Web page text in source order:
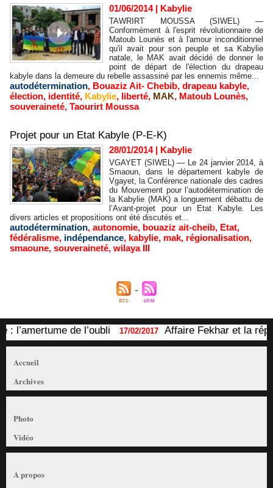
01/06/2014| Kabylie
TAWRIRT MOUSSA (SIWEL) —
Conformément à l'esprit révolutionnaire de
Matoub Lounès et à l'amour inconditionnel
qu'il avait pour son peuple et sa Kabylie
natale, le MAK avait décidé de donner le
point de départ de l'élection du drapeau
kabyle dans la demeure du rebelle assassiné par les ennemis même...
autodétermination, Bouaziz Ait- Chebib, drapeau kabyle,
élection, identité, Kabylie, liberté, MAK, Matoub Lounès,
souveraineté, Taourirt Moussa
Projet pour un Etat Kabyle (P-E-K)
28/01/2014| Kabylie
VGAYET (SIWEL) — Le 24 janvier 2014, à
Smaoun, dans le département kabyle de
Vgayet, la Conférence nationale des cadres
du Mouvement pour l’autodétermination de
la Kabylie (MAK) a longuement débattu de
l’Avant-projet pour un Etat Kabyle. Les
divers articles et propositions ont été discutés et...
autodétermination, autonomie, bouaziz ait-cheib, Etat,
fédéralisme, indépendance, kabylie, mak, régionalisation,
smaoune, souveraineté, wilaya III
de l’oubli 17/02/2017 Affaire Fekhar et la
Accueil
Archives
Photo
Vidéo
A propos